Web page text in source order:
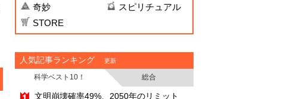
奇妙
スピリチュアル
STORE
人気記事ランキング 更新
科学ベスト10！
総合
・
文明崩壊確率49%、2050年のリミット